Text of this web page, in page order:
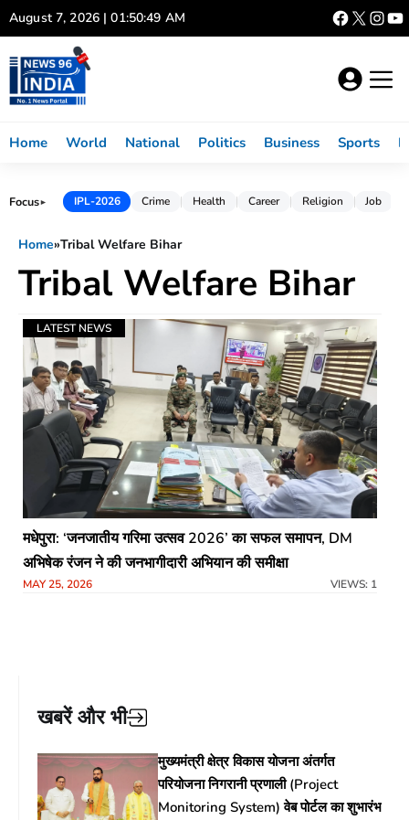
Skip
to
content
August 7, 2026 | 01:50:49 AM
Home World National Politics Business Sports
Focus► IPL-2026 Crime Health Career Religion Job
Home»Tribal Welfare Bihar
Tribal Welfare Bihar
LATEST NEWS
मधेपुरा: ‘जनजातीय गरिमा उत्सव 2026’ का सफल समापन, DM
अभिषेक रंजन ने की जनभागीदारी अभियान की समीक्षा
MAY 25, 2026 VIEWS: 1
खबरें और भी
मुख्यमंत्री क्षेत्र विकास योजना अंतर्गत
परियोजना निगरानी प्रणाली (Project
Monitoring System) वेब पोर्टल का शुभारंभ